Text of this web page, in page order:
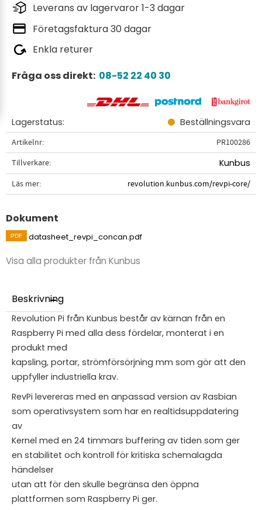
Leverans av lagervaror 1-3 dagar
Företagsfaktura 30 dagar
Enkla returer
Fråga oss direkt: 08-52 22 40 30
Lagerstatus Beställningsvara
Artikelnr
PR100286
Tillverkare
Kunbus
Läs mer revolution.kunbus.com/revpi-core/
Dokument
datasheet_revpi_concan.pdf
Visa alla produkter från Kunbus
Beskrivning
Revolution Pi från Kunbus består av kärnan från en
Raspberry Pi med alla dess fördelar, monterat i en
produkt med
kapsling, portar, strömförsörjning mm som gör att den
uppfyller industriella krav.
RevPi levereras med en anpassad version av Rasbian
som operativsystem som har en realtidsuppdatering
av
Kernel med en 24 timmars buffering av tiden som ger
en stabilitet och kontroll för kritiska schemalagda
händelser
utan att för den skulle begränsa den öppna
plattformen som Raspberry Pi ger.